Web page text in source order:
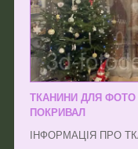
ТКАНИНИ ДЛЯ
ПОКРИВАЛ
ІНФОРМАЦІЯ ПРО